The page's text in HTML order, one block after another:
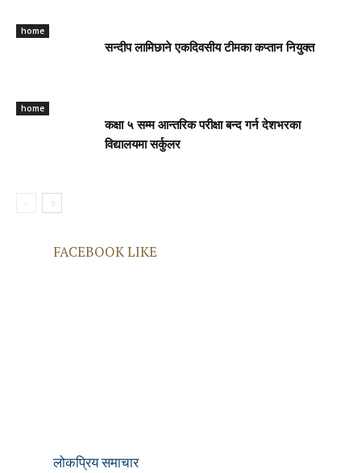
home
सन्दीप लामिछाने एकदिवसीय टीमका कप्तान नियुक्त
home
कक्षा ५ सम्म आन्तरिक परीक्षा बन्द गर्न देशभरका
विद्यालयमा सर्कुलर
FACEBOOK LIKE
लोकप्रिय समाचार